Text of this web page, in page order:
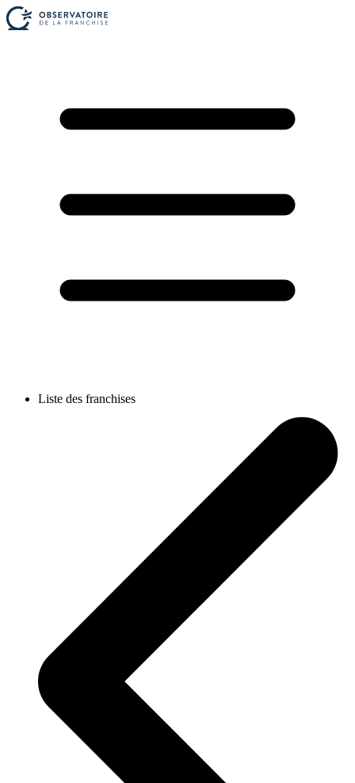
Liste des franchises